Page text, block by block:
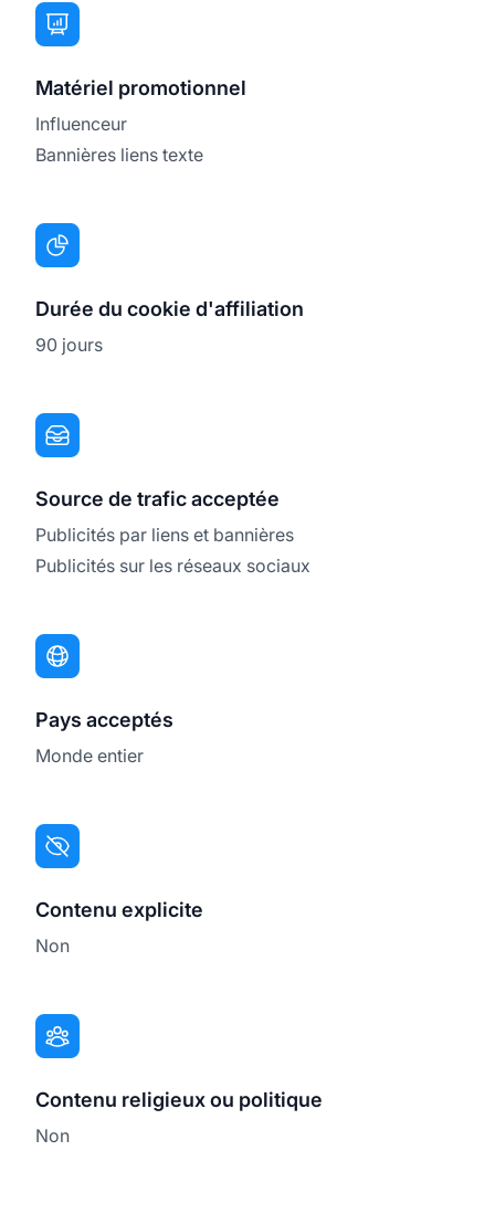
Matériel promotionnel
Influenceur
Bannières liens texte
Durée du cookie d'affiliation
90 jours
Source de trafic acceptée
Publicités par liens et bannières
Publicités sur les réseaux sociaux
Pays acceptés
Monde entier
Contenu explicite
Non
Contenu religieux ou politique
Non